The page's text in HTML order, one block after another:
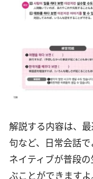
解説する内容は、
句など、日常会話で
ネイティブが普段
ぶことができますよ